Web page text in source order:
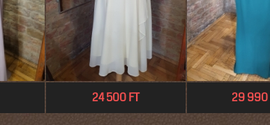
24 500 FT 29 990